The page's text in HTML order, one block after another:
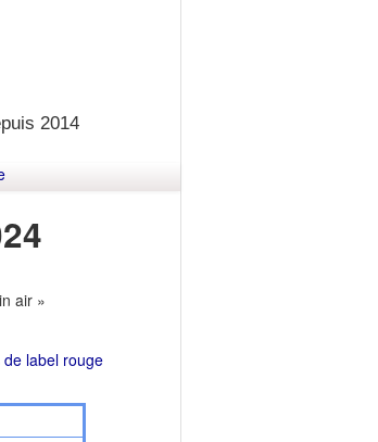
2014
air »
label rouge